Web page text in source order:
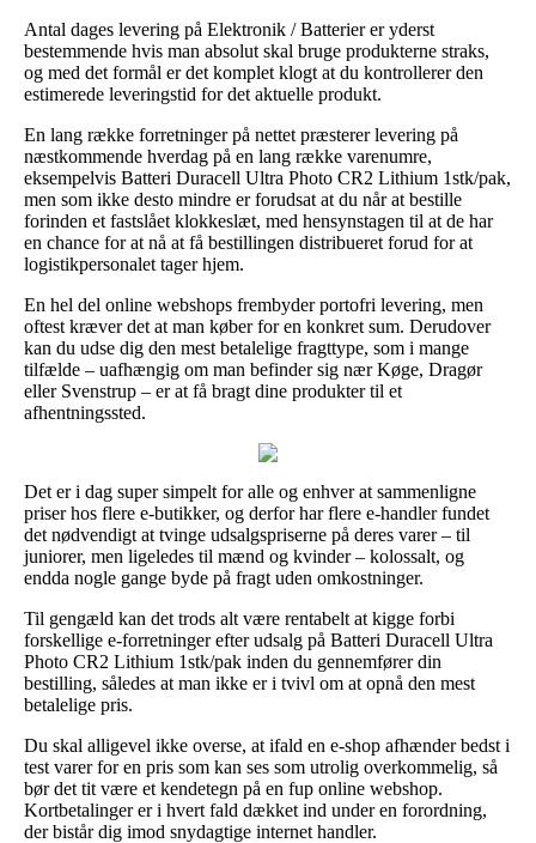
Antal dages levering på Elektronik / Batterier er yderst
bestemmende hvis man absolut skal bruge produkterne straks,
og med det formål er det komplet klogt at du kontrollerer den
estimerede leveringstid for det aktuelle produkt.
En lang række forretninger på nettet præsterer levering på
næstkommende hverdag på en lang række varenumre,
eksempelvis Batteri Duracell Ultra Photo CR2 Lithium 1stk/pak,
men som ikke desto mindre er forudsat at du når at bestille
forinden et fastslået klokkeslæt, med hensynstagen til at de har
en chance for at nå at få bestillingen distribueret forud for at
logistikpersonalet tager hjem.
En hel del online webshops frembyder portofri levering, men
oftest kræver det at man køber for en konkret sum. Derudover
kan du udse dig den mest betalelige fragttype, som i mange
tilfælde – uafhængig om man befinder sig nær Køge, Dragør
eller Svenstrup – er at få bragt dine produkter til et
afhentningssted.
Det er i dag super simpelt for alle og enhver at sammenligne
priser hos flere e-butikker, og derfor har flere e-handler fundet
det nødvendigt at tvinge udsalgspriserne på deres varer – til
juniorer, men ligeledes til mænd og kvinder – kolossalt, og
endda nogle gange byde på fragt uden omkostninger.
Til gengæld kan det trods alt være rentabelt at kigge forbi
forskellige e-forretninger efter udsalg på Batteri Duracell Ultra
Photo CR2 Lithium 1stk/pak inden du gennemfører din
bestilling, således at man ikke er i tvivl om at opnå den mest
betalelige pris.
Du skal alligevel ikke overse, at ifald en e-shop afhænder bedst i
test varer for en pris som kan ses som utrolig overkommelig, så
bør det tit være et kendetegn på en fup online webshop.
Kortbetalinger er i hvert fald dækket ind under en forordning,
der bistår dig imod snydagtige internet handler.